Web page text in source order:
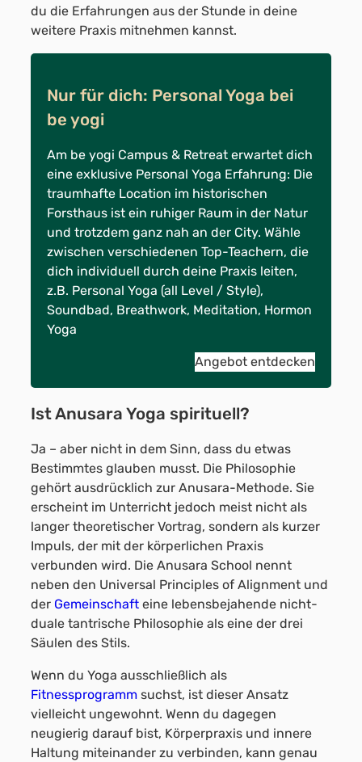
du die Erfahrungen aus der Stunde in deine
weitere Praxis mitnehmen kannst.
Nur für dich: Personal Yoga bei
be yogi
Am be yogi Campus & Retreat erwartet dich
eine exklusive Personal Yoga Erfahrung: Die
traumhafte Location im historischen
Forsthaus ist ein ruhiger Raum in der Natur
und trotzdem ganz nah an der City. Wähle
zwischen verschiedenen Top-Teachern, die
dich individuell durch deine Praxis leiten,
z.B. Personal Yoga (all Level / Style),
Soundbad, Breathwork, Meditation, Hormon
Yoga
Angebot entdecken
Ist Anusara Yoga spirituell?
Ja – aber nicht in dem Sinn, dass du etwas
Bestimmtes glauben musst. Die Philosophie
gehört ausdrücklich zur Anusara-Methode. Sie
erscheint im Unterricht jedoch meist nicht als
langer theoretischer Vortrag, sondern als kurzer
Impuls, der mit der körperlichen Praxis
verbunden wird. Die Anusara School nennt
neben den Universal Principles of Alignment und
der Gemeinschaft eine lebensbejahende nicht-
duale tantrische Philosophie als eine der drei
Säulen des Stils.
Wenn du Yoga ausschließlich als
Fitnessprogramm suchst, ist dieser Ansatz
vielleicht ungewohnt. Wenn du dagegen
neugierig darauf bist, Körperpraxis und innere
Haltung miteinander zu verbinden, kann genau